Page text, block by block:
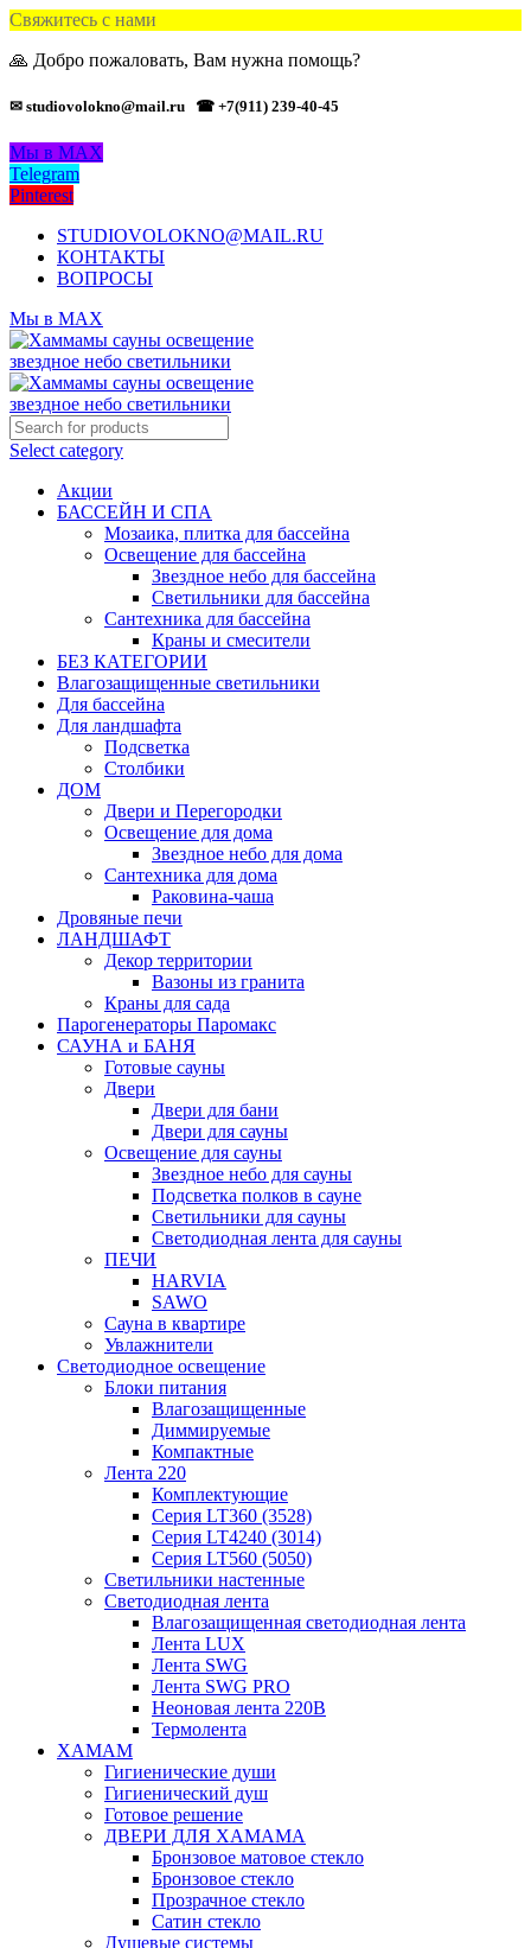
Свяжитесь с нами
🙏 Добро пожаловать, Вам нужна помощь?
✉ studiovolokno@mail.ru ☎ +7(911) 239-40-45
Мы в MAX
Telegram
Pinterest
STUDIOVOLOKNO@MAIL.RU
КОНТАКТЫ
ВОПРОСЫ
Мы в MAX
Select category
Акции
БАССЕЙН И СПА
Мозаика, плитка для бассейна
Освещение для бассейна
Звездное небо для бассейна
Светильники для бассейна
Сантехника для бассейна
Краны и смесители
БЕЗ КАТЕГОРИИ
Влагозащищенные светильники
Для бассейна
Для ландшафта
Подсветка
Столбики
ДОМ
Двери и Перегородки
Освещение для дома
Звездное небо для дома
Сантехника для дома
Раковина-чаша
Дровяные печи
ЛАНДШАФТ
Декор территории
Вазоны из гранита
Краны для сада
Парогенераторы Паромакс
САУНА и БАНЯ
Готовые сауны
Двери
Двери для бани
Двери для сауны
Освещение для сауны
Звездное небо для сауны
Подсветка полков в сауне
Светильники для сауны
Светодиодная лента для сауны
ПЕЧИ
HARVIA
SAWO
Сауна в квартире
Увлажнители
Светодиодное освещение
Блоки питания
Влагозащищенные
Диммируемые
Компактные
Лента 220
Комплектующие
Серия LT360 (3528)
Серия LT4240 (3014)
Серия LT560 (5050)
Светильники настенные
Светодиодная лента
Влагозащищенная светодиодная лента
Лента LUX
Лента SWG
Лента SWG PRO
Неоновая лента 220В
Термолента
ХАМАМ
Гигиенические души
Гигиенический душ
Готовое решение
ДВЕРИ ДЛЯ ХАМАМА
Бронзовое матовое стекло
Бронзовое стекло
Прозрачное стекло
Сатин стекло
Душевые системы